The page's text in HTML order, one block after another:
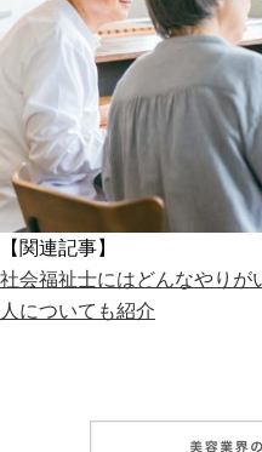
【関連記事】
社会福祉士にはどんなやりが
人についても紹介